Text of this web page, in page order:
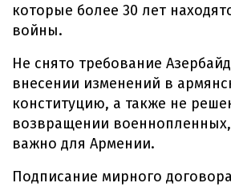
которые более 30 лет
войны.
Не снято требование
внесении изменений в
конституцию, а также не
возвращении
важно для Армении.
Подписание мирного